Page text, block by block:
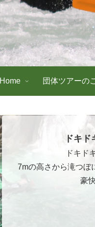
Home 団体ツアーの
ドキ
ドキド
7mの高さから滝つぼ
豪